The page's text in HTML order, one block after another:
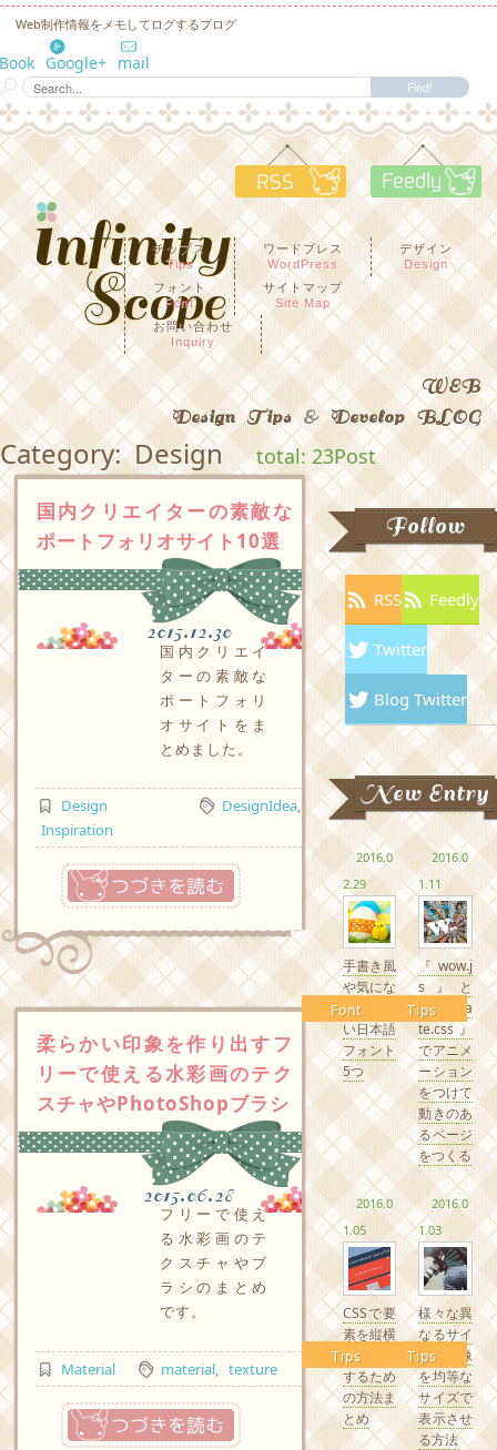
Web制作情報をメモしてログするブログ
Google+ mail
RSS
チップス
Tips
ワードプレス
WordPress
デザイン
Design
フォント
Font
サイトマップ
Site Map
お問い合わせ
Inquiry
WEB
Design Tips & Develop BLOG
Category: Design total: 23Post
国内クリエイターの素敵な
ポートフォリオサイト10選
2015.12.30
国内クリエイ
ターの素敵な
ポートフォリ
オサイトをま
とめました。
Design DesignIdea,
Inspiration
つづきを読む
柔らかい印象を作り出すフ
リーで使える水彩画のテク
スチャやPhotoShopブラシ
2015.06.28
フリーで使え
る水彩画のテ
クスチャやブ
ラシのまとめ
です。
Material material, texture
つづきを読む
Follow
RSS Feedly
Twitter
Blog Twitter
New Entry
2016.0
2.29
Font
手書き風
や気にな
るかわい
い日本語
フォント
5つ
2016.0
1.11
Tips
『wow.j
s』と
『Anima
te.css』
でアニメ
ーション
をつけて
動きのあ
るページ
をつくる
2016.0
1.05
Tips
CSSで要
素を縦横
中央配置
するため
の方法ま
とめ
2016.0
1.03
Tips
様々な異
なるサイ
ズの画像
を均等な
サイズで
表示させ
る方法